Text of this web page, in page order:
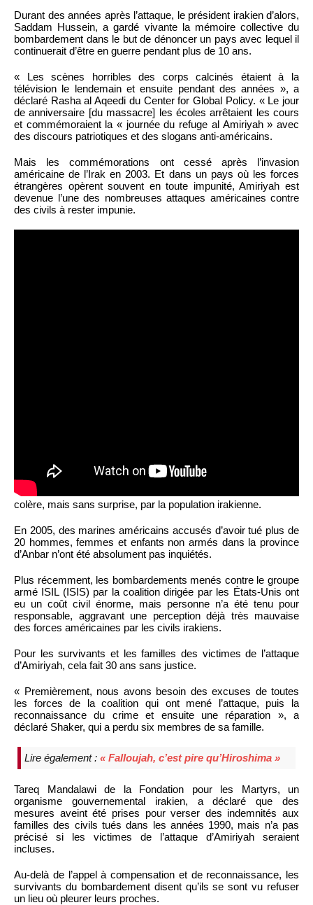
Durant des années après l’attaque, le président irakien d’alors,
Saddam Hussein, a gardé vivante la mémoire collective du
bombardement dans le but de dénoncer un pays avec lequel il
continuerait d’être en guerre pendant plus de 10 ans.
« Les scènes horribles des corps calcinés étaient à la
télévision le lendemain et ensuite pendant des années », a
déclaré Rasha al Aqeedi du Center for Global Policy. « Le jour
de anniversaire [du massacre] les écoles arrêtaient les cours
et commémoraient la « journée du refuge al Amiriyah » avec
des discours patriotiques et des slogans anti-américains.
Mais les commémorations ont cessé après l’invasion
américaine de l’Irak en 2003. Et dans un pays où les forces
étrangères opèrent souvent en toute impunité, Amiriyah est
devenue l’une des nombreuses attaques américaines contre
des civils à rester impunie.
colère, mais sans surprise, par la population irakienne.
En 2005, des marines américains accusés d’avoir tué plus de
20 hommes, femmes et enfants non armés dans la province
d’Anbar n’ont été absolument pas inquiétés.
Plus récemment, les bombardements menés contre le groupe
armé ISIL (ISIS) par la coalition dirigée par les États-Unis ont
eu un coût civil énorme, mais personne n’a été tenu pour
responsable, aggravant une perception déjà très mauvaise
des forces américaines par les civils irakiens.
Pour les survivants et les familles des victimes de l’attaque
d’Amiriyah, cela fait 30 ans sans justice.
« Premièrement, nous avons besoin des excuses de toutes
les forces de la coalition qui ont mené l’attaque, puis la
reconnaissance du crime et ensuite une réparation », a
déclaré Shaker, qui a perdu six membres de sa famille.
Lire également : « Falloujah, c’est pire qu’Hiroshima »
Tareq Mandalawi de la Fondation pour les Martyrs, un
organisme gouvernemental irakien, a déclaré que des
mesures aveint été prises pour verser des indemnités aux
familles des civils tués dans les années 1990, mais n’a pas
précisé si les victimes de l’attaque d’Amiriyah seraient
incluses.
Au-delà de l’appel à compensation et de reconnaissance, les
survivants du bombardement disent qu’ils se sont vu refuser
un lieu où pleurer leurs proches.